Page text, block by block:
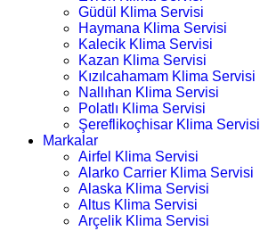
Güdül Klima Servisi
Haymana Klima Servisi
Kalecik Klima Servisi
Kazan Klima Servisi
Kızılcahamam Klima Servisi
Nallıhan Klima Servisi
Polatlı Klima Servisi
Şereflikoçhisar Klima Servisi
Markalar
Airfel Klima Servisi
Alarko Carrier Klima Servisi
Alaska Klima Servisi
Altus Klima Servisi
Arçelik Klima Servisi